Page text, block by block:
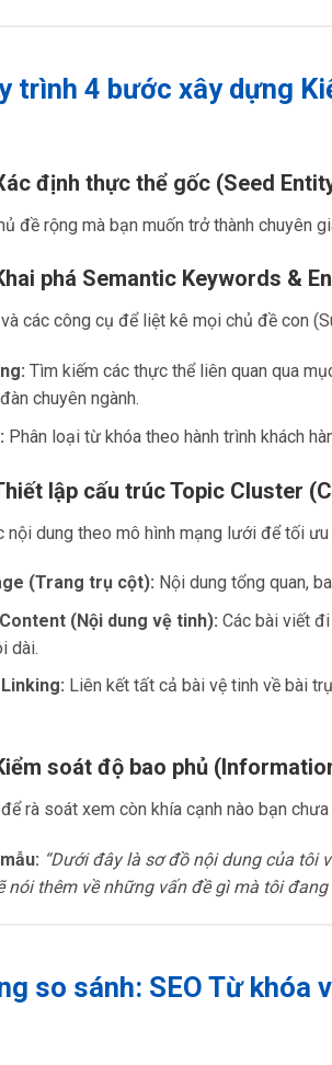
trình 4 bước xây dựng
định thực thể gốc (Seed
đề rộng mà bạn muốn trở thành chuyên
phá Semantic Keywords &
các công cụ để liệt kê mọi chủ đề con
Tìm kiếm các thực thể liên quan qua
chuyên ngành.
Phân loại từ khóa theo hành trình khách
lập cấu trúc Topic Cluster
nội dung theo mô hình mạng lưới để tối
(Trang trụ cột): Nội dung tổng quan,
(Nội dung vệ tinh): Các bài viết
dài.
Liên kết tất cả bài vệ tinh về bài
soát độ bao phủ
rà soát xem còn khía cạnh nào bạn
“Dưới đây là sơ đồ nội dung của tôi
nói thêm về những vấn đề gì mà tôi đang
so sánh: SEO Từ khóa